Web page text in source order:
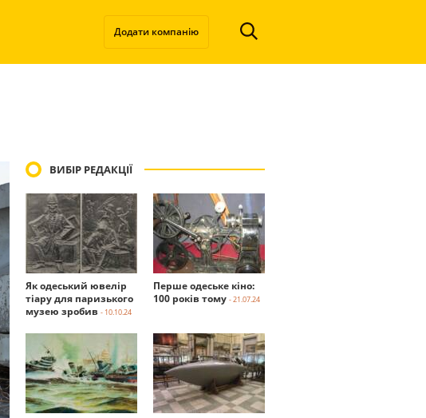
Додати компанію
ВИБІР РЕДАКЦІЇ
Як одеський ювелір
тіару для паризького
музею зробив - 10.10.24
Перше одеське кіно:
100 років тому - 21.07.24